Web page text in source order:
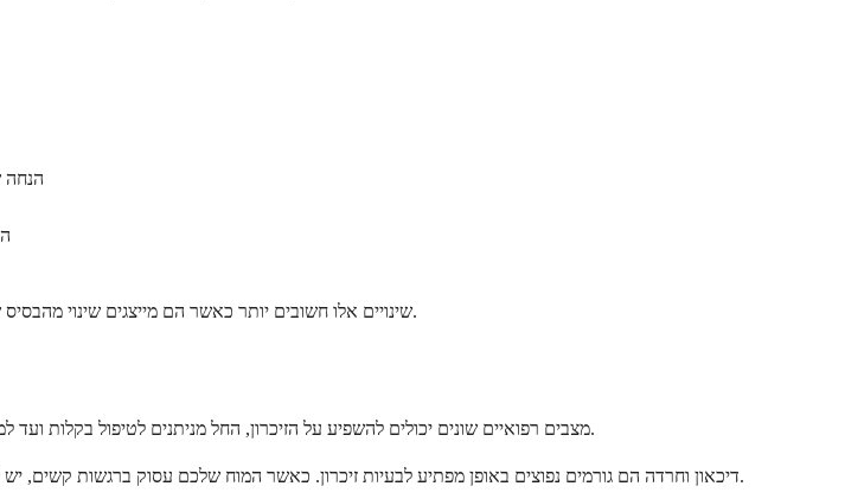
הנחה
שינויים אלו חשובים יותר כאשר הם מייצגים שינוי מהבסיס שלכם. הרופא שלכם יכול לעזור לקבוע אם משהו שניתן לטיפול גורם לבעיה או אם הערכה נוספת הגיונית.
מצבים רפואיים שונים יכולים להשפיע על הזיכרון, החל מניתנים לטיפול בקלות ועד למורכבים יותר. הבנת האפשרויות יכולה לעזור לכם לנהל שיחות מושכלות עם ספק שירותי הבריאות שלכם.
דיכאון וחרדה הם גורמים נפוצים באופן מפתיע לבעיות זיכרון. כאשר המוח שלכם עסוק ברגשות קשים, יש לו פחות קיבולת לכל השאר. טיפול בהפרעת מצב הרוח הבסיסית משפר לרוב את הזיכרון באופן משמעותי.